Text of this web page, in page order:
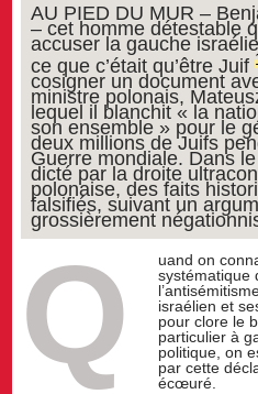
AU PIED DU MUR –
– cet homme détestable
accuser la gauche
ce que c’était qu’être Juif
cosigner un document
ministre polonais,
lequel il blanchit « la
son ensemble » pour le
deux millions de Juifs
Guerre mondiale. Dans
dicté par la droite
polonaise, des faits
falsifiés, suivant un
grossièrement
Q
uand on
systématique
israélien et
pour clore le
particulier à
politique, on
par cette
écœuré.